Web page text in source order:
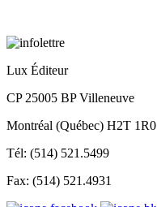
Lux Éditeur
CP 25005 BP Villeneuve
Montréal (Québec) H2T 1R0
Tél: (514) 521.5499
Fax: (514) 521.4931